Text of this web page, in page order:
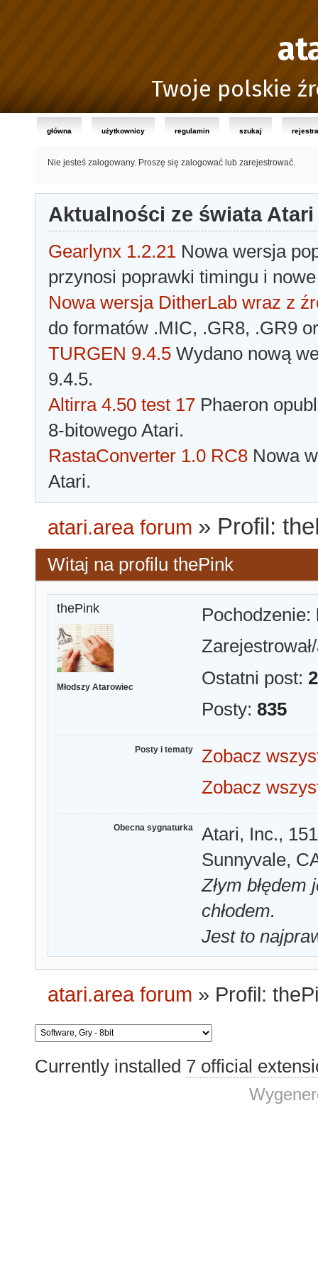
Twoje polskie
główna użytkownicy regulamin szukaj
Nie jesteś zalogowany. Proszę się zalogować lub zarejestrować.
Aktualności ze świata Atari
Gearlynx 1.2.21 Nowa wersja
przynosi poprawki timingu i
Nowa wersja DitherLab wraz z
do formatów .MIC, .GR8, .GR9
TURGEN 9.4.5 Wydano nową
9.4.5.
Altirra 4.50 test 17 Phaeron
8-bitowego Atari.
RastaConverter 1.0 RC8 Nowa
Atari.
atari.area forum » Profil:
Witaj na profilu thePink
thePink
Młodszy Atarowiec
Pochodzenie:
Ostatni post:
Posty: 835
Posty i tematy
Zobacz
Zobacz
Obecna sygnaturka
Atari, Inc.,
Sunnyvale,
Złym
chłodem.
Jest to
atari.area forum » Profil:
Currently installed 7 official